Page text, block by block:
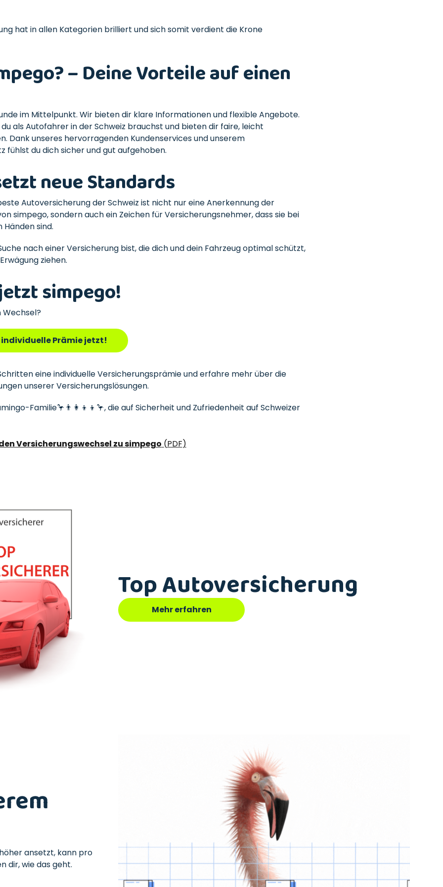
hat in allen Kategorien brilliert und sich somit verdient die Krone
– Deine Vorteile auf einen
im Mittelpunkt. Wir bieten dir klare Informationen und flexible Angebote.
du als Autofahrer in der Schweiz brauchst und bieten dir faire, leicht
Dank unseres hervorragenden Kundenservices und unserem
fühlst du dich sicher und gut aufgehoben.
neue Standards
Autoversicherung der Schweiz ist nicht nur eine Anerkennung der
simpego, sondern auch ein Zeichen für Versicherungsnehmer, dass sie bei
sind.
nach einer Versicherung bist, die dich und dein Fahrzeug optimal schützt,
ziehen.
simpego!
Wechsel?
individuelle Prämie jetzt!
eine individuelle Versicherungsprämie und erfahre mehr über die
unserer Versicherungslösungen.
Familie🦩👨‍👩‍👦‍👦🦩, die auf Sicherheit und Zufriedenheit auf Schweizer
Versicherungswechsel zu simpego (PDF)
Top Autoversicherung
Mehr erfahren
ansetzt, kann pro
dir, wie das geht.